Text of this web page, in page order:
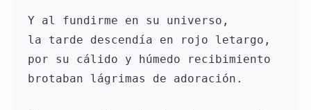
Y al fundirme en su universo,
la tarde descendía en rojo letargo,
por su cálido y húmedo recibimiento
brotaban lágrimas de adoración.